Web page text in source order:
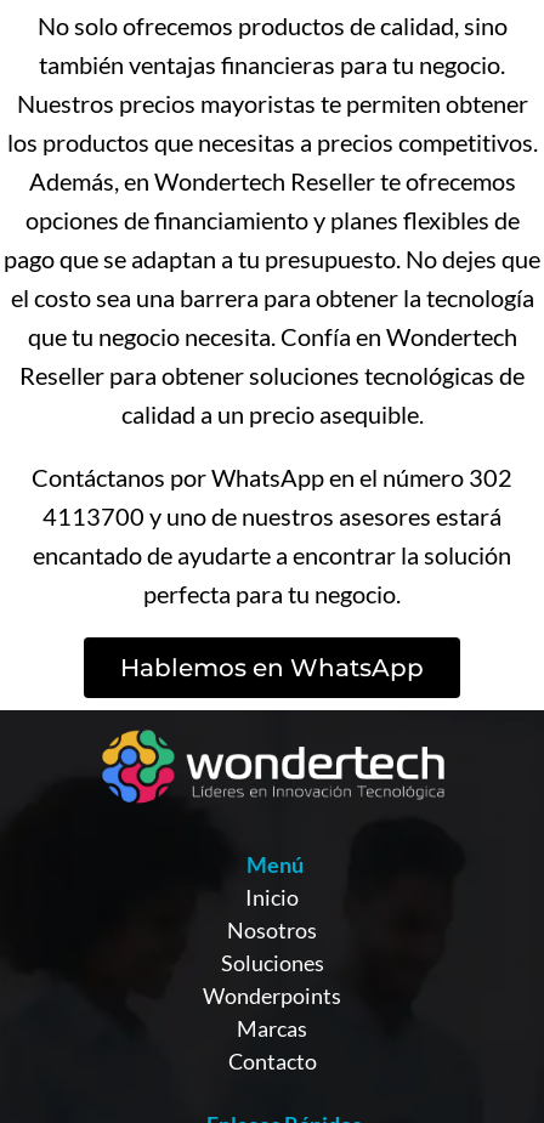
No solo ofrecemos productos de calidad, sino
también ventajas financieras para tu negocio.
Nuestros precios mayoristas te permiten obtener
los productos que necesitas a precios competitivos.
Además, en Wondertech Reseller te ofrecemos
opciones de financiamiento y planes flexibles de
pago que se adaptan a tu presupuesto. No dejes que
el costo sea una barrera para obtener la tecnología
que tu negocio necesita. Confía en Wondertech
Reseller para obtener soluciones tecnológicas de
calidad a un precio asequible.
Contáctanos por WhatsApp en el número 302
4113700 y uno de nuestros asesores estará
encantado de ayudarte a encontrar la solución
perfecta para tu negocio.
Hablemos en WhatsApp
Menú
Inicio
Nosotros
Soluciones
Wonderpoints
Marcas
Contacto